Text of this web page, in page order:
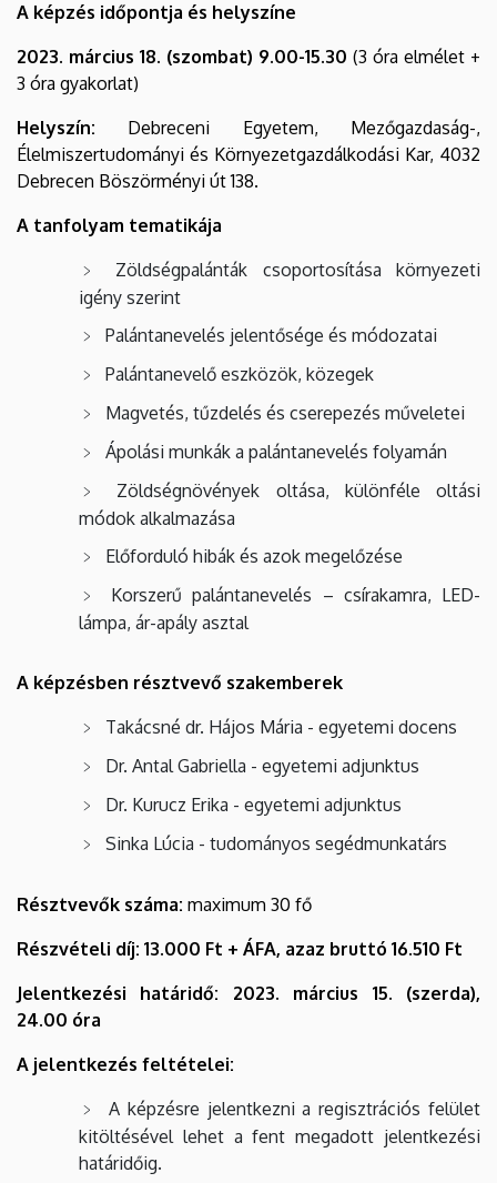
A képzés időpontja és helyszíne
2023. március 18. (szombat) 9.00-15.30 (3 óra elmélet +
3 óra gyakorlat)
Helyszín: Debreceni Egyetem, Mezőgazdaság-,
Élelmiszertudományi és Környezetgazdálkodási Kar, 4032
Debrecen Böszörményi út 138.
A tanfolyam tematikája
Zöldségpalánták csoportosítása környezeti
igény szerint
Palántanevelés jelentősége és módozatai
Palántanevelő eszközök, közegek
Magvetés, tűzdelés és cserepezés műveletei
Ápolási munkák a palántanevelés folyamán
Zöldségnövények oltása, különféle oltási
módok alkalmazása
Előforduló hibák és azok megelőzése
Korszerű palántanevelés – csírakamra, LED-
lámpa, ár-apály asztal
A képzésben résztvevő szakemberek
Takácsné dr. Hájos Mária - egyetemi docens
Dr. Antal Gabriella - egyetemi adjunktus
Dr. Kurucz Erika - egyetemi adjunktus
Sinka Lúcia - tudományos segédmunkatárs
Résztvevők száma: maximum 30 fő
Részvételi díj: 13.000 Ft + ÁFA, azaz bruttó 16.510 Ft
Jelentkezési határidő: 2023. március 15. (szerda),
24.00 óra
A jelentkezés feltételei:
A képzésre jelentkezni a regisztrációs felület
kitöltésével lehet a fent megadott jelentkezési
határidőig.